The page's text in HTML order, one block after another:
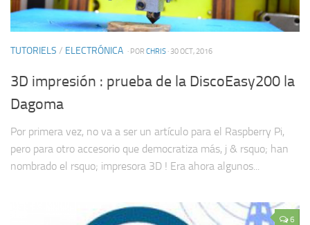
TUTORIELS / ELECTRÓNICA · POR CHRIS · 30 OCT, 2016
3D impresión : prueba de la DiscoEasy200 la
Dagoma
Por primera vez, no va a ser un artículo para el Raspberry Pi,
pero para otro accesorio que democratiza más, j & rsquo; han
nombrado el rsquo; impresora 3D ! Era ahora algunos...
6